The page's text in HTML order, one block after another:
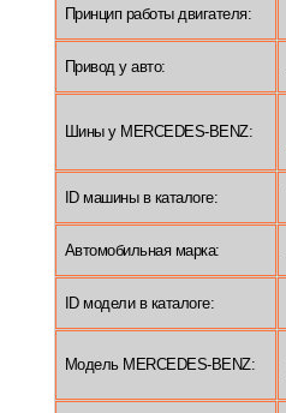
Принцип работы двигателя:
Привод у авто:
Шины у MERCEDES-BENZ:
ID машины в каталоге:
Автомобильная марка:
ID модели в каталоге:
Модель MERCEDES-BENZ: